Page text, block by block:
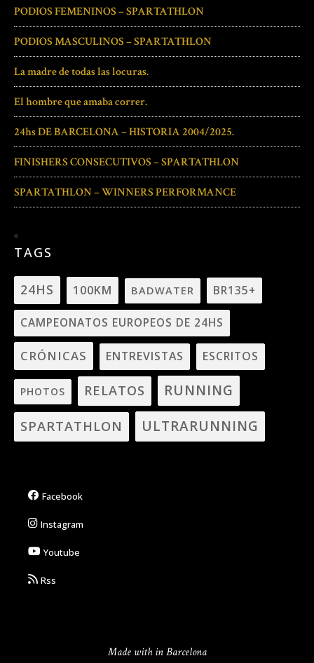
PODIOS FEMENINOS – SPARTATHLON
PODIOS MASCULINOS – SPARTATHLON
La madre de todas las locuras.
El hombre que amaba correr.
24hs DE BARCELONA – HISTORIA 2004/2025.
FINISHERS CONSECUTIVOS – SPARTATHLON
SPARTATHLON – WINNERS PERFORMANCE
TAGS
24HS 100KM BADWATER BR135+
CAMPEONATOS EUROPEOS DE 24HS
CRÓNICAS ENTREVISTAS ESCRITOS
PHOTOS RELATOS RUNNING
SPARTATHLON ULTRARUNNING
Facebook
Instagram
Youtube
Rss
Made with in Barcelona